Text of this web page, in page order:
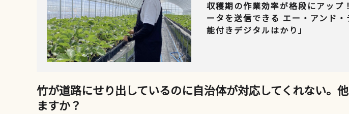
収穫期の作業効率が格段にアップ
ータを送信できる エー・アンド
能付きデジタルはかり」
竹が道路にせり出しているのに自治体が対応してくれない。
ますか？